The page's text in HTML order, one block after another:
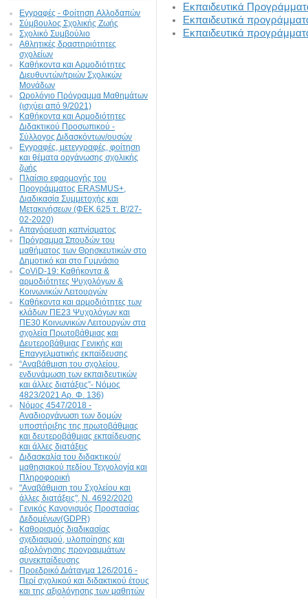
Εγγραφές - Φοίτηση Aλλοδαπών
Σύμβουλος Σχολικής Ζωής
Σχολικό Συμβούλιο
Αθλητικές δραστηριότητες
σχολείων
Καθήκοντα και Αρμοδιότητες
Διευθυντών/τριών Σχολικών
Μονάδων
Ωρολόγιο Πρόγραμμα Μαθημάτων
(ισχύει από 9/2021)
Καθήκοντα και Αρμοδιότητες
Διδακτικού Προσωπικού -
Σύλλογος Διδασκόντων/ουσών
Εγγραφές, μετεγγραφές, φοίτηση
και θέματα οργάνωσης σχολικής
ζωής
Πλαίσιο εφαρμογής του
Προγράμματος ERASMUS+,
Διαδικασία Συμμετοχής και
Μετακινήσεων (ΦΕΚ 625 τ. Β'/27-
02-2020)
Απαγόρευση καπνίσματος
Πρόγραμμα Σπουδών του
μαθήματος των Θρησκευτικών στο
Δημοτικό και στο Γυμνάσιο
CoViD-19: Kαθήκοντα &
αρμοδιότητες Ψυχολόγων &
Κοινωνικών Λειτουργών
Καθήκοντα και αρμοδιότητες των
κλάδων ΠΕ23 Ψυχολόγων και
ΠΕ30 Κοινωνικών Λειτουργών στα
σχολεία Πρωτοβάθμιας και
Δευτεροβάθμιας Γενικής και
Επαγγελματικής εκπαίδευσης
“Αναβάθμιση του σχολείου,
ενδυνάμωση των εκπαιδευτικών
και άλλες διατάξεις”- Νόμος
4823/2021 Αρ. Φ. 136)
Νόμος 4547/2018 -
Αναδιοργάνωση των δομών
υποστήριξης της πρωτοβάθμιας
και δευτεροβάθμιας εκπαίδευσης
και άλλες διατάξεις
Διδασκαλία του διδακτικού/
μαθησιακού πεδίου Τεχνολογία και
Πληροφορική
"Αναβάθμιση του Σχολείου και
άλλες διατάξεις", N. 4692/2020
Γενικός Κανονισμός Προστασίας
Δεδομένων(GDPR)
Καθορισμός διαδικασίας
σχεδιασμού, υλοποίησης και
αξιολόγησης προγραμμάτων
συνεκπαίδευσης
Προεδρικό Διάταγμα 126/2016 -
Περί σχολικού και διδακτικού έτους
και της αξιολόγησης των μαθητών
Εκπαιδευτικά
Εκπαιδευτικά
Εκπαιδευτικά